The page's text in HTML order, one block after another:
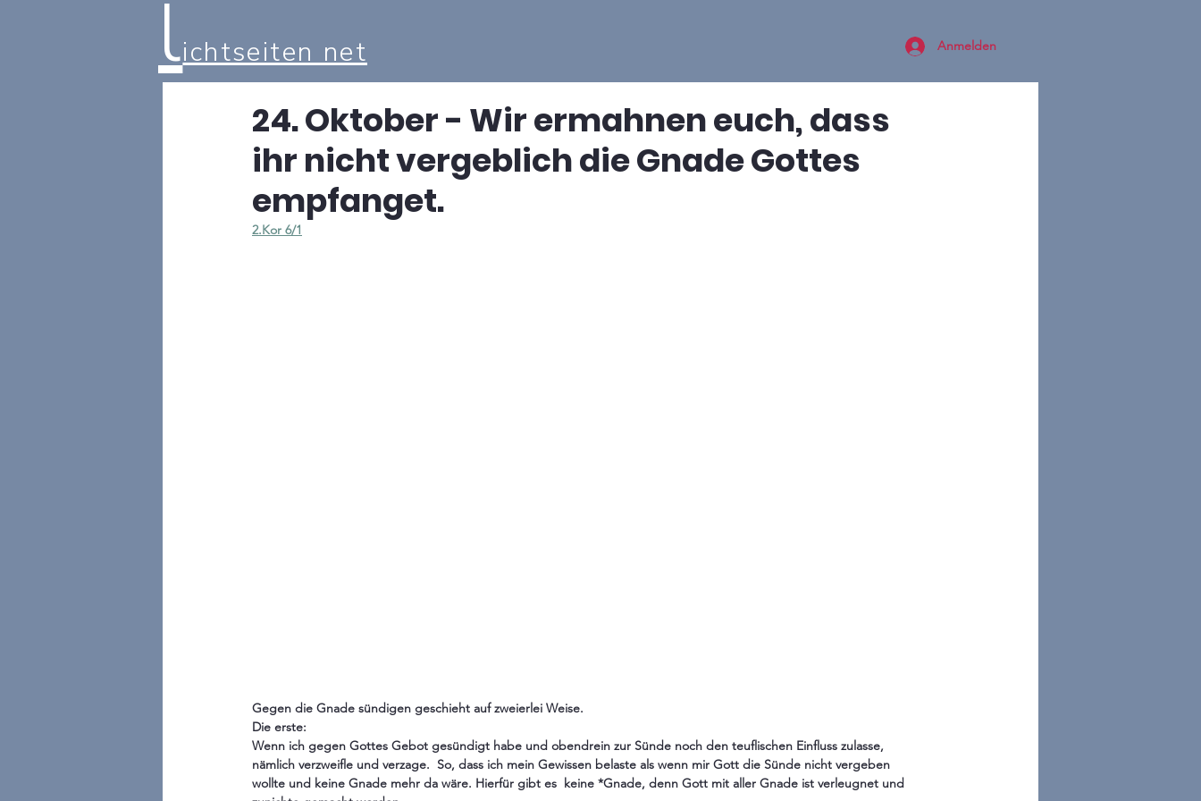
lichtseiten net Anmelden
24. Oktober - Wir ermahnen euch, dass
ihr nicht vergeblich die Gnade Gottes
empfanget.
2.Kor 6/1
Gegen die Gnade sündigen geschieht auf zweierlei Weise.
Die erste:
Wenn ich gegen Gottes Gebot gesündigt habe und obendrein zur Sünde noch den teuflischen Einfluss zulasse,
nämlich verzweifle und verzage.  So, dass ich mein Gewissen belaste als wenn mir Gott die Sünde nicht vergeben
wollte und keine Gnade mehr da wäre. Hierfür gibt es  keine *Gnade, denn Gott mit aller Gnade ist verleugnet und